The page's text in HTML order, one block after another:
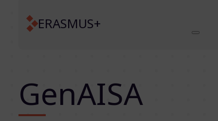
ERASMUS+
GenAISA